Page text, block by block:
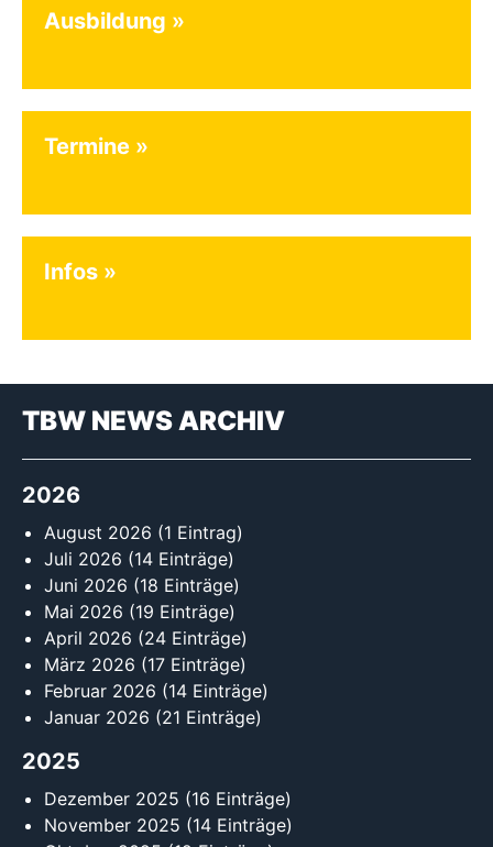
Ausbildung
Termine
Infos
TBW NEWS ARCHIV
2026
August 2026 (1 Eintrag)
Juli 2026 (14 Einträge)
Juni 2026 (18 Einträge)
Mai 2026 (19 Einträge)
April 2026 (24 Einträge)
März 2026 (17 Einträge)
Februar 2026 (14 Einträge)
Januar 2026 (21 Einträge)
2025
Dezember 2025 (16 Einträge)
November 2025 (14 Einträge)